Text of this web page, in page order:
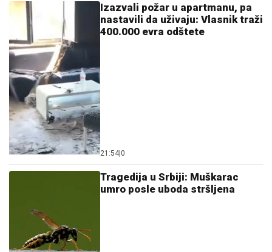
Izazvali požar u apartmanu, pa
nastavili da uživaju: Vlasnik traži
400.000 evra odštete
21:54 0
Tragedija u Srbiji: Muškarac
umro posle uboda stršljena